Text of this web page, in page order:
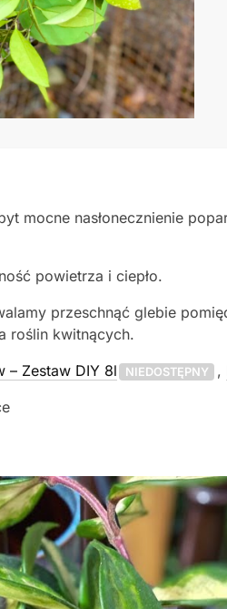
mocne nasłonecznienie
powietrza i ciepło.
przeschnąć glebie
roślin kwitnących.
– Zestaw DIY 8l NIEDOSTĘPNY ,